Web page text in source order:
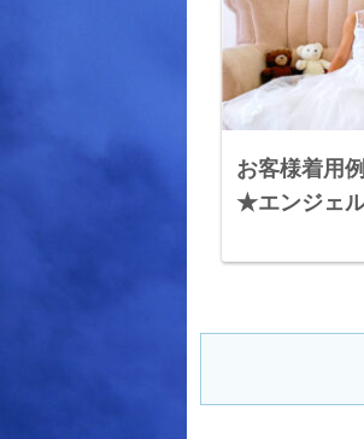
お客様着用
★エンジェ